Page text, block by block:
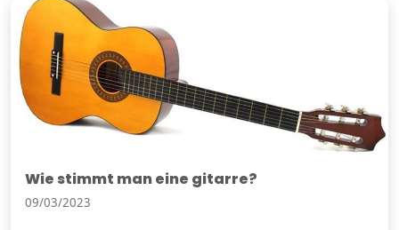
Wie stimmt man eine gitarre?
09/03/2023